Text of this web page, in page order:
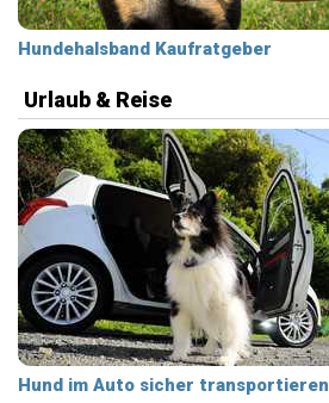
Hundehalsband Kaufratgeber
Urlaub & Reise
Hund im Auto sicher transportieren